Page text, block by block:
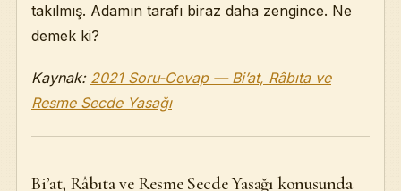
takılmış. Adamın tarafı biraz daha zengince. Ne
demek ki?
Kaynak: 2021 Soru-Cevap — Bi’at, Râbıta ve
Resme Secde Yasağı
Bi’at, Râbıta ve Resme Secde Yasağı konusunda